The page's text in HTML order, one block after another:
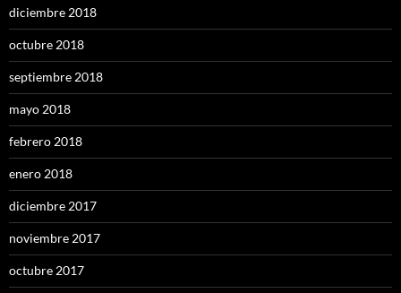
diciembre 2018
octubre 2018
septiembre 2018
mayo 2018
febrero 2018
enero 2018
diciembre 2017
noviembre 2017
octubre 2017